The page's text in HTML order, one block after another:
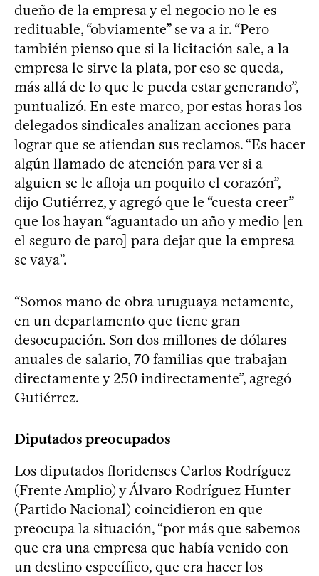
dueño de la empresa y el negocio no le es
redituable, “obviamente” se va a ir. “Pero
también pienso que si la licitación sale, a la
empresa le sirve la plata, por eso se queda,
más allá de lo que le pueda estar generando”,
puntualizó. En este marco, por estas horas los
delegados sindicales analizan acciones para
lograr que se atiendan sus reclamos. “Es hacer
algún llamado de atención para ver si a
alguien se le afloja un poquito el corazón”,
dijo Gutiérrez, y agregó que le “cuesta creer”
que los hayan “aguantado un año y medio [en
el seguro de paro] para dejar que la empresa
se vaya”.
“Somos mano de obra uruguaya netamente,
en un departamento que tiene gran
desocupación. Son dos millones de dólares
anuales de salario, 70 familias que trabajan
directamente y 250 indirectamente”, agregó
Gutiérrez.
Diputados preocupados
Los diputados floridenses Carlos Rodríguez
(Frente Amplio) y Álvaro Rodríguez Hunter
(Partido Nacional) coincidieron en que
preocupa la situación, “por más que sabemos
que era una empresa que había venido con
un destino específico, que era hacer los